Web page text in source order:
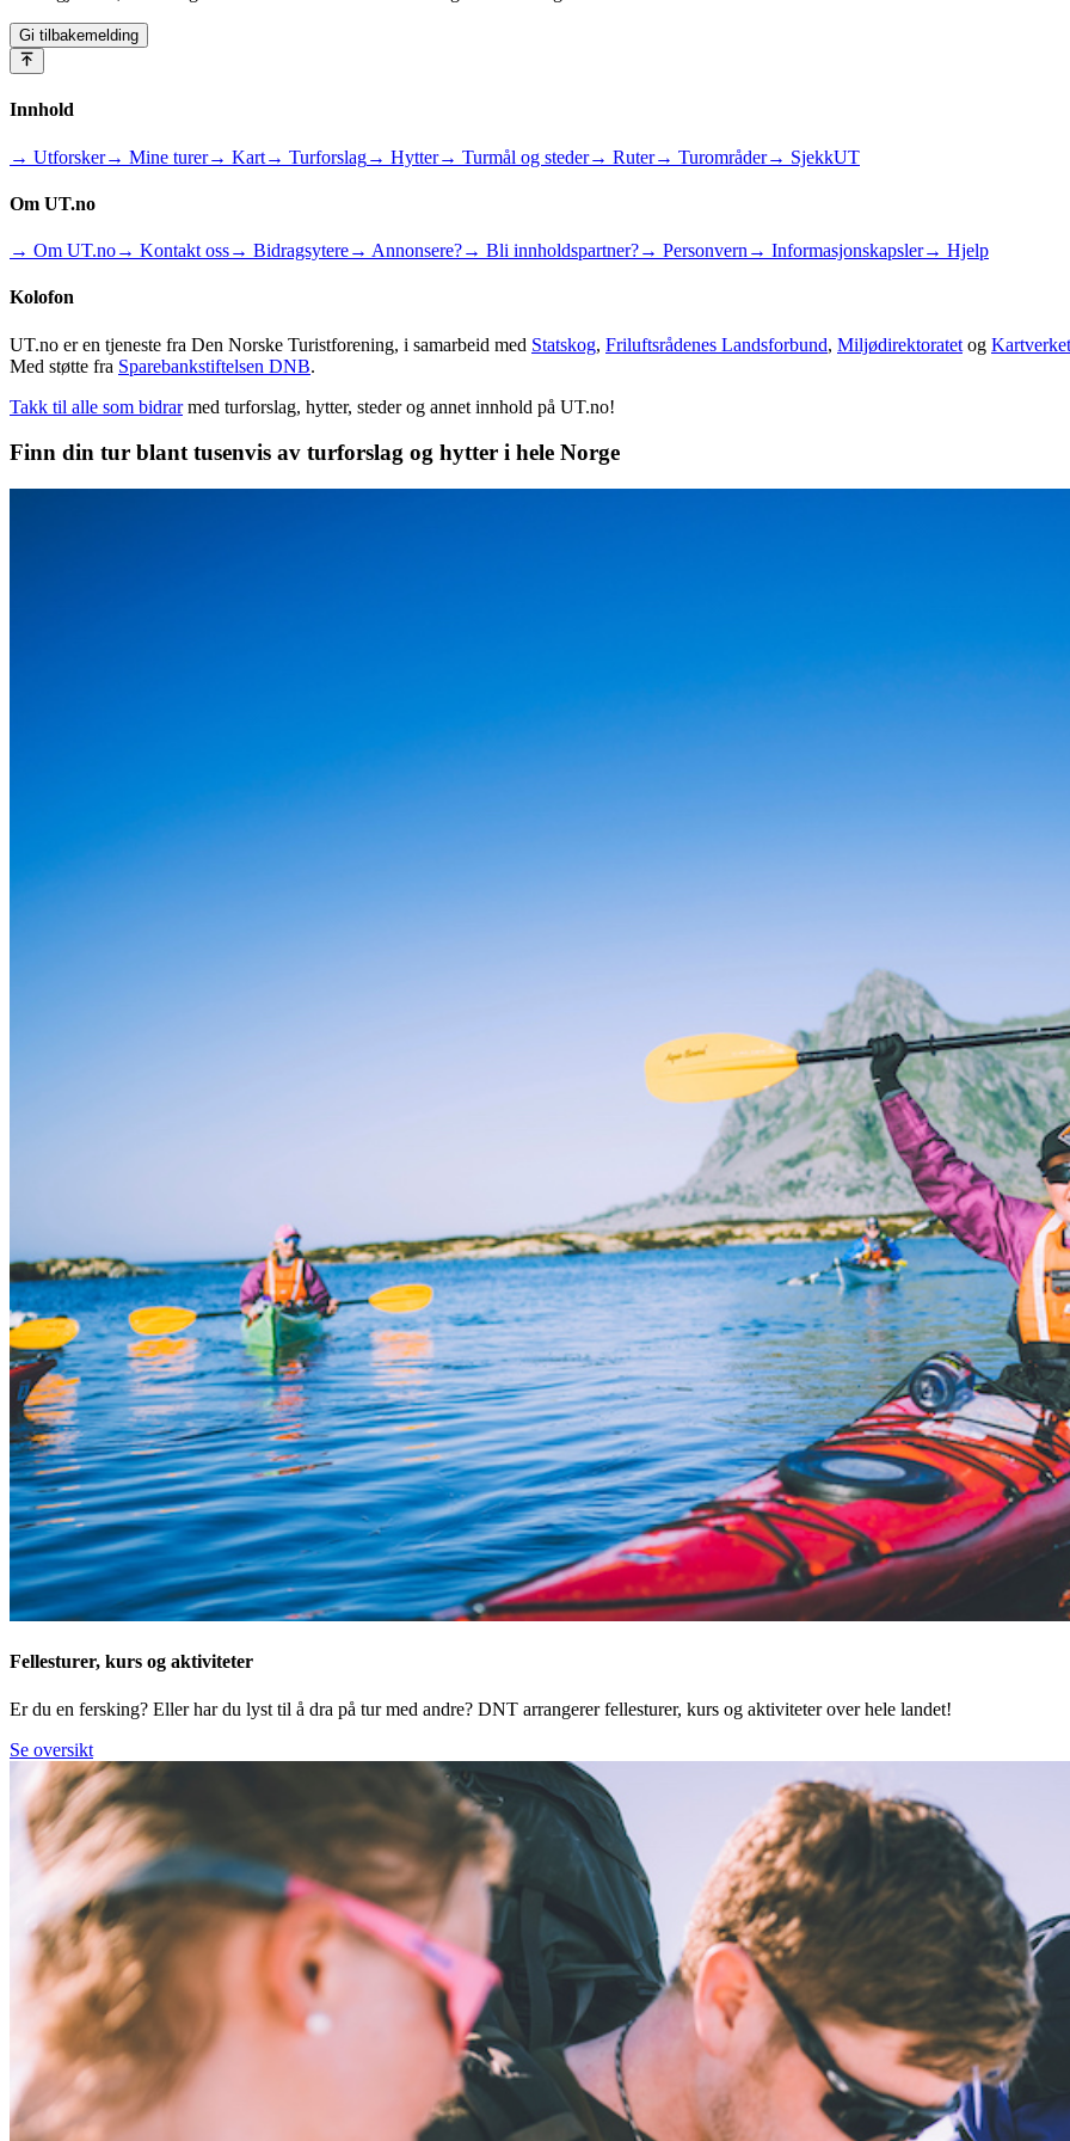
Gi tilbakemelding
Innhold
→ Utforsker→ Mine turer→ Kart→ Turforslag→ Hytter→ Turmål og steder→ Ruter→ Turområder→ SjekkUT
Om UT.no
→ Om UT.no→ Kontakt oss→ Bidragsytere→ Annonsere?→ Bli innholdspartner?→ Personvern → Informasjonskapsler→ Hjelp
Kolofon
UT.no er en tjeneste fra Den Norske Turistforening, i samarbeid med Statskog, Friluftsrådenes Landsforbund, Miljødirektoratet og Kartverket
Med støtte fra Sparebankstiftelsen DNB.
Takk til alle som bidrar med turforslag, hytter, steder og annet innhold på UT.no!
Finn din tur blant tusenvis av turforslag og hytter i hele Norge
Fellesturer, kurs og aktiviteter
Er du en fersking? Eller har du lyst til å dra på tur med andre? DNT arrangerer fellesturer, kurs og aktiviteter over hele landet!
Se oversikt